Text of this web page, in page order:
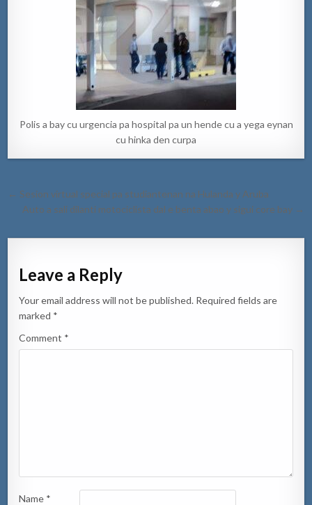
Polis a bay cu urgencia pa hospital pa un hende cu a yega eynan
cu hinka den curpa
Post
navigation
← Sesion virtual special pa studiantenan na Hulanda y Aruba
Auto a sali dilanti motociclista dal e benta abao y sigui core bay →
Leave a Reply
Your email address will not be published. Required fields are
marked *
Comment *
Name *